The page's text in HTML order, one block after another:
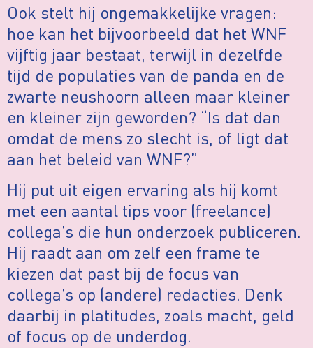
Ook stelt hij ongemakkelijke vragen:
hoe kan het bijvoorbeeld dat het WNF
vijftig jaar bestaat, terwijl in dezelfde
tijd de populaties van de panda en de
zwarte neushoorn alleen maar kleiner
en kleiner zijn geworden? “Is dat dan
omdat de mens zo slecht is, of ligt dat
aan het beleid van WNF?”
Hij put uit eigen ervaring als hij komt
met een aantal tips voor (freelance)
collega’s die hun onderzoek publiceren.
Hij raadt aan om zelf een frame te
kiezen dat past bij de focus van
collega’s op (andere) redacties. Denk
daarbij in platitudes, zoals macht, geld
of focus op de underdog.